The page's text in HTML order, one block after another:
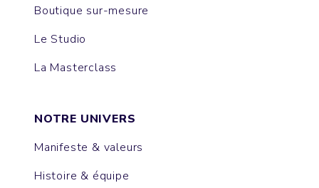
Boutique sur-mesure
Le Studio
La Masterclass
NOTRE UNIVERS
Manifeste & valeurs
Histoire & équipe